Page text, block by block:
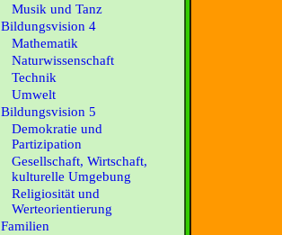
Musik und Tanz
Bildungsvision 4
Mathematik
Naturwissenschaft
Technik
Umwelt
Bildungsvision 5
Demokratie und
Partizipation
Gesellschaft, Wirtschaft,
kulturelle Umgebung
Religiosität und
Werteorientierung
Familien